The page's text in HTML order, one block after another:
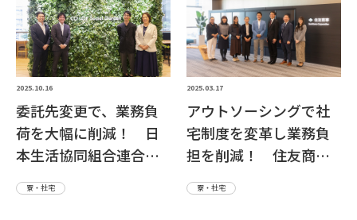
2025.10.16
委託先変更で、業務負
荷を大幅に削減！ 日
本生活協同組合連合会
さま
寮・社宅
2025.03.17
アウトソーシングで社
宅制度を変革し業務負
担を削減！ 住友商事
株式会社さま
寮・社宅